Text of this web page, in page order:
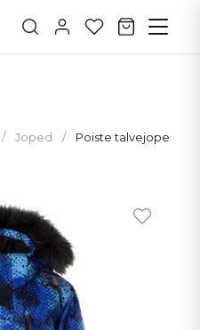
/ Joped /
Poiste talvejope